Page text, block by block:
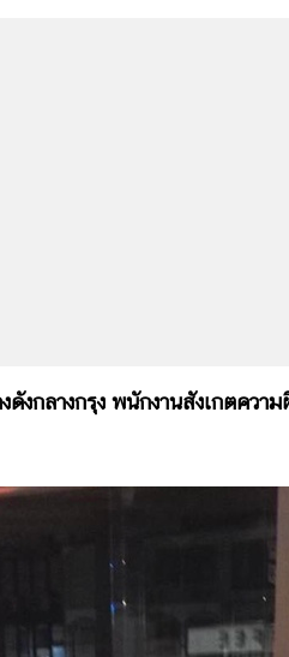
างกรุง พนักงานสังเกตควา